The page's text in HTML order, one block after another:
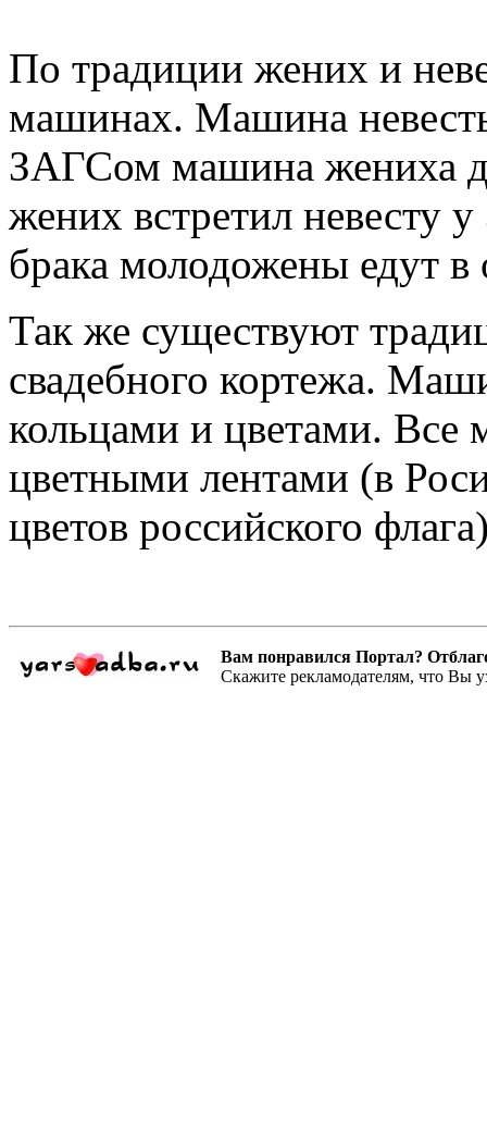
По традиции жених и
машинах. Машина
ЗАГСом машина жениха
жених встретил невесту
брака молодожены едут
Так же существуют
свадебного кортежа.
кольцами и цветами.
цветными лентами (в
цветов российского
Вам понравился Портал?
Скажите рекламодателям, что Вы